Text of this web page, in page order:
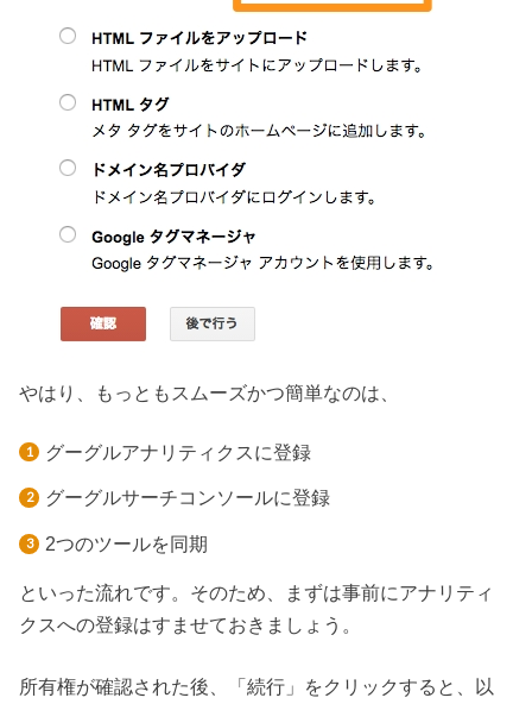
やはり、もっともスムーズかつ簡単なのは、
グーグルアナリティクスに登録
グーグルサーチコンソールに登録
2つのツールを同期
といった流れです。そのため、まずは事前にアナリティ
クスへの登録はすませておきましょう。
所有権が確認された後、「続行」をクリックすると、以